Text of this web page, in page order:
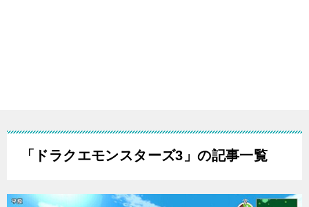
「ドラクエモンスターズ3」の記事一覧